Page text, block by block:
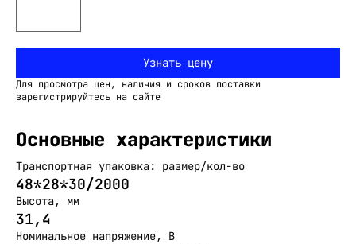
Узнать цену
Для просмотра цен, наличия и сроков поставки
зарегистрируйтесь на сайте
Основные характеристики
Транспортная упаковка: размер/кол-во
48*28*30/2000
Высота, мм
31,4
Номинальное напряжение, В